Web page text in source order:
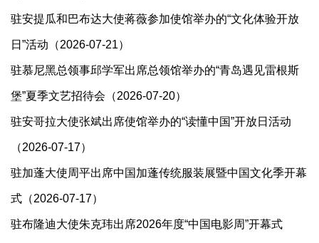
驻安提瓜和巴布达大使蒋薇参加使馆举办的“文化体验开放
日”活动（2026-07-21）
驻慕尼黑总领事邱学军​出席总领馆举办的“青岛遇见雷根斯
堡”夏季文艺招待会（2026-07-20）
驻安哥拉大使张斌出席使馆举办的“读懂中国”开放日活动
（2026-07-17）
驻加蓬大使周平出席中国加蓬传统服装展暨中国文化季开幕
式（2026-07-17）
驻布隆迪大使朱克玮出席2026年度“中国电影周”开幕式